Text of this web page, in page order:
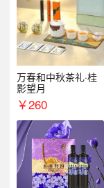
万春和中秋茶礼·桂
影望月
￥260